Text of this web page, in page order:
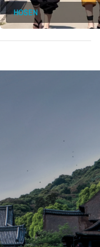
HOSEN